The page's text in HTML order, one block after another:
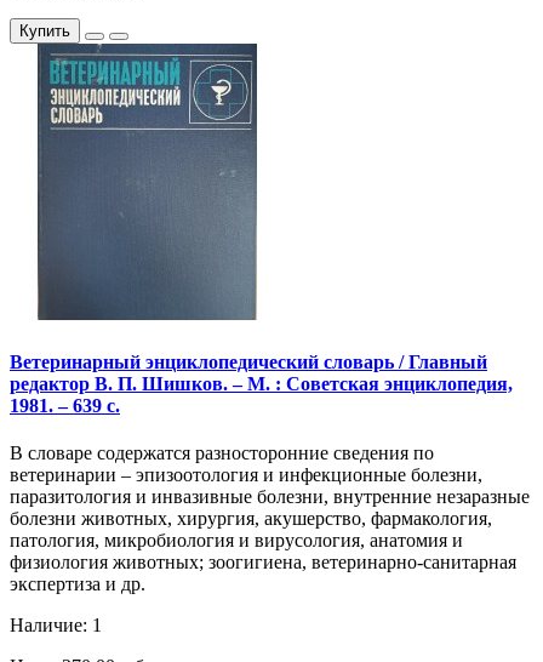
Купить
Ветеринарный энциклопедический словарь / Главный
редактор В. П. Шишков. – М. : Советская энциклопедия,
1981. – 639 с.
В словаре содержатся разносторонние сведения по
ветеринарии – эпизоотология и инфекционные болезни,
паразитология и инвазивные болезни, внутренние незаразные
болезни животных, хирургия, акушерство, фармакология,
патология, микробиология и вирусология, анатомия и
физиология животных; зоогигиена, ветеринарно-санитарная
экспертиза и др.
Наличие: 1